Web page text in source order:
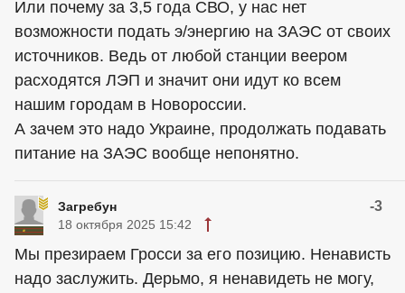
Или почему за 3,5 года СВО, у нас нет
возможности подать э/энергию на ЗАЭС от своих
источников. Ведь от любой станции веером
расходятся ЛЭП и значит они идут ко всем
нашим городам в Новороссии.
А зачем это надо Украине, продолжать подавать
питание на ЗАЭС вообще непонятно.
Загребун -3
18 октября 2025 15:42
Мы презираем Гросси за его позицию. Ненависть
надо заслужить. Дерьмо, я ненавидеть не могу,